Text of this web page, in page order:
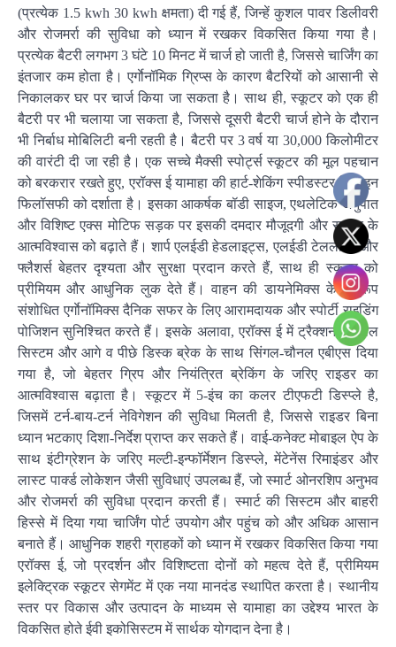
(प्रत्येक 1.5 kwh 30 kwh क्षमता) दी गई हैं, जिन्हें कुशल पावर डिलीवरी
और रोजमर्रा की सुविधा को ध्यान में रखकर विकसित किया गया है।
प्रत्येक बैटरी लगभग 3 घंटे 10 मिनट में चार्ज हो जाती है, जिससे चार्जिंग का
इंतजार कम होता है। एर्गाेनॉमिक ग्रिप्स के कारण बैटरियों को आसानी से
निकालकर घर पर चार्ज किया जा सकता है। साथ ही, स्कूटर को एक ही
बैटरी पर भी चलाया जा सकता है, जिससे दूसरी बैटरी चार्ज होने के दौरान
भी निर्बाध मोबिलिटी बनी रहती है। बैटरी पर 3 वर्ष या 30,000 किलोमीटर
की वारंटी दी जा रही है। एक सच्चे मैक्सी स्पोर्ट्स स्कूटर की मूल पहचान
को बरकरार रखते हुए, एरॉक्स ई यामाहा की हार्ट-शेकिंग स्पीडस्टर डिजाइन
फिलॉसफी को दर्शाता है। इसका आकर्षक बॉडी साइज, एथलेटिक अनुपात
और विशिष्ट एक्स मोटिफ सड़क पर इसकी दमदार मौजूदगी और राइडर के
आत्मविश्वास को बढ़ाते हैं। शार्प एलईडी हेडलाइट्स, एलईडी टेललाइट और
फ्लैशर्स बेहतर दृश्यता और सुरक्षा प्रदान करते हैं, साथ ही स्कूटर को
प्रीमियम और आधुनिक लुक देते हैं। वाहन की डायनेमिक्स के अनुरूप
संशोधित एर्गाेनॉमिक्स दैनिक सफर के लिए आरामदायक और स्पोर्टी राइडिंग
पोजिशन सुनिश्चित करते हैं। इसके अलावा, एरॉक्स ई में ट्रैक्शन कंट्रोल
सिस्टम और आगे व पीछे डिस्क ब्रेक के साथ सिंगल-चौनल एबीएस दिया
गया है, जो बेहतर ग्रिप और नियंत्रित ब्रेकिंग के जरिए राइडर का
आत्मविश्वास बढ़ाता है। स्कूटर में 5-इंच का कलर टीएफटी डिस्प्ले है,
जिसमें टर्न-बाय-टर्न नेविगेशन की सुविधा मिलती है, जिससे राइडर बिना
ध्यान भटकाए दिशा-निर्देश प्राप्त कर सकते हैं। वाई-कनेक्ट मोबाइल ऐप के
साथ इंटीग्रेशन के जरिए मल्टी-इन्फॉर्मेशन डिस्प्ले, मेंटेनेंस रिमाइंडर और
लास्ट पार्क्ड लोकेशन जैसी सुविधाएं उपलब्ध हैं, जो स्मार्ट ओनरशिप अनुभव
और रोजमर्रा की सुविधा प्रदान करती हैं। स्मार्ट की सिस्टम और बाहरी
हिस्से में दिया गया चार्जिंग पोर्ट उपयोग और पहुंच को और अधिक आसान
बनाते हैं। आधुनिक शहरी ग्राहकों को ध्यान में रखकर विकसित किया गया
एरॉक्स ई, जो प्रदर्शन और विशिष्टता दोनों को महत्व देते हैं, प्रीमियम
इलेक्ट्रिक स्कूटर सेगमेंट में एक नया मानदंड स्थापित करता है। स्थानीय
स्तर पर विकास और उत्पादन के माध्यम से यामाहा का उद्देश्य भारत के
विकसित होते ईवी इकोसिस्टम में सार्थक योगदान देना है।